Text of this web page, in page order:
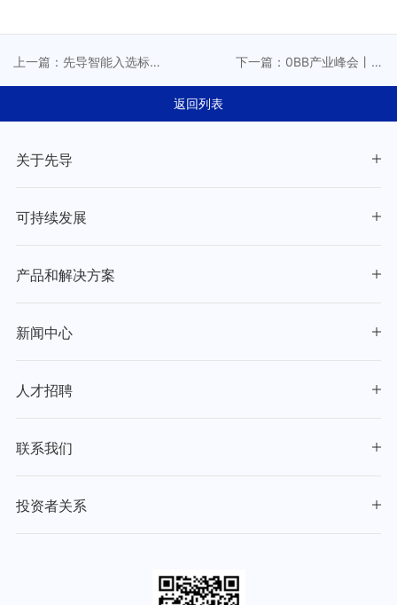
上一篇：先导智能入选标
行业最佳进步企业表彰
下一篇：0BB产业峰会丨先
返回列表
关于先导
可持续发展
产品和解决方案
新闻中心
人才招聘
联系我们
投资者关系